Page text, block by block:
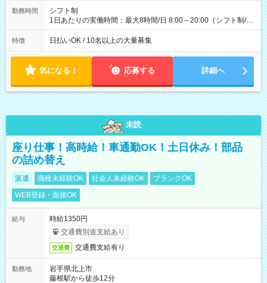
勤務時間
シフト制
1日あたりの実働時間：最大8時間/日 8:00～20:00（シフト制/実
働8時間） ※週5日勤務（場所次第では週4も有り） ※配達状況
によって時間外での勤務可能性有り ※案件により多少の前後あ
特徴 日払いOK / 10名以上の大量募集
気になる！ 応募する 詳細へ
未読
座り仕事！高時給！車通勤OK！土日休み！部品
の詰め替え
派遣 職種未経験OK 社会人未経験OK
ブランクOK
WEB登録・面接OK
給与
時給1350円
交通費別途支給あり
交通費 交通費支給有り
勤務地
岩手県北上市
藤根駅から徒歩12分